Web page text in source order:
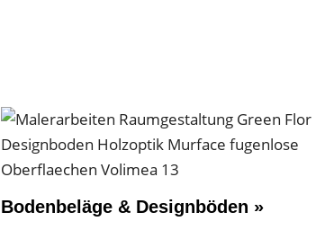
Bodenbeläge & Designböden »